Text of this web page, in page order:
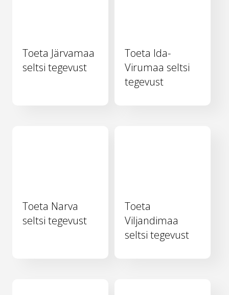
Toeta Järvamaa
seltsi tegevust
Toeta Ida-
Virumaa seltsi
tegevust
Toeta Narva
seltsi tegevust
Toeta
Viljandimaa
seltsi tegevust